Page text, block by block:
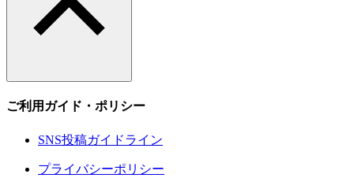
ご利用ガイド・ポリシー
SNS投稿ガイドライン
プライバシーポリシー